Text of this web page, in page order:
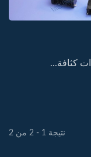
كثافة...
نتيجة 1 - 2 من 2